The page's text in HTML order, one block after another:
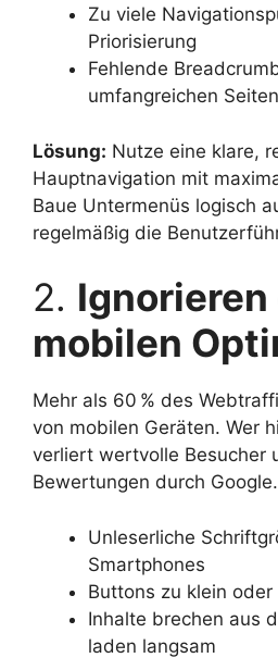
Zu viele
Priorisierung
Fehlende
umfangreichen Seiten
Lösung: Nutze eine klare,
Hauptnavigation mit
Baue Untermenüs logisch
regelmäßig die
2. Ignorieren
mobilen
Mehr als 60 % des
von mobilen Geräten. Wer
verliert wertvolle Besucher
Bewertungen durch Google.
Unleserliche
Smartphones
Buttons zu klein
Inhalte brechen aus
laden langsam